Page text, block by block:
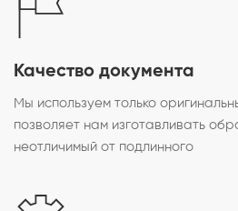
Качество документа
Мы используем только
позволяет нам изготавливать
неотличимый от подлинного